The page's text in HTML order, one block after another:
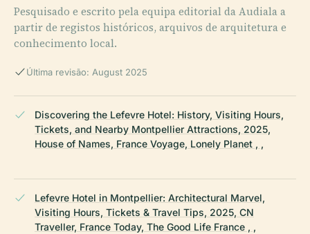
Pesquisado e escrito pela equipa editorial da Audiala a
partir de registos históricos, arquivos de arquitetura e
conhecimento local.
Última revisão: August 2025
Discovering the Lefevre Hotel: History, Visiting Hours,
Tickets, and Nearby Montpellier Attractions, 2025,
House of Names, France Voyage, Lonely Planet , ,
Lefevre Hotel in Montpellier: Architectural Marvel,
Visiting Hours, Tickets & Travel Tips, 2025, CN
Traveller, France Today, The Good Life France , ,